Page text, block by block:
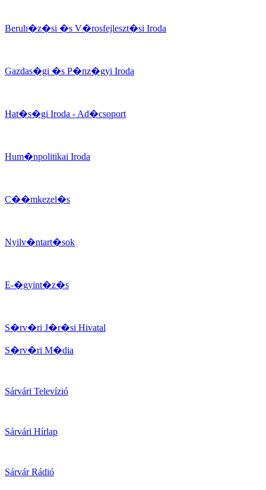
Beruh�z�si �s V�rosfejleszt�si Iroda
Gazdas�gi �s P�nz�gyi Iroda
Hat�s�gi Iroda - Ad�csoport
Hum�npolitikai Iroda
C��mkezel�s
Nyilv�ntart�sok
E-�gyint�z�s
S�rv�ri J�r�si Hivatal
S�rv�ri M�dia
Sárvári Televízió
Sárvári Hírlap
Sárvár Rádió